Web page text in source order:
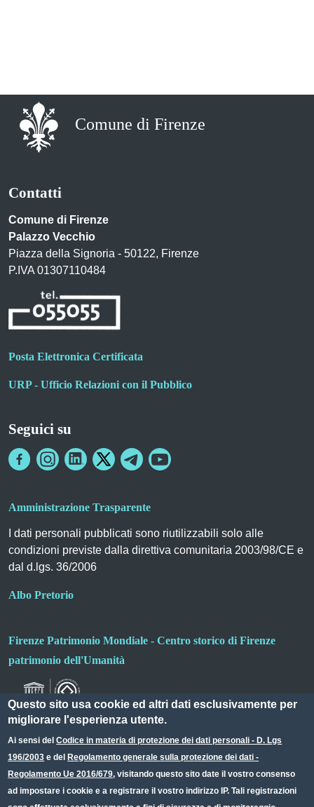
Comune di Firenze
Contatti
Comune di Firenze
Palazzo Vecchio
Piazza della Signoria - 50122, Firenze
P.IVA 01307110484
Posta Elettronica Certificata
URP - Ufficio Relazioni con il Pubblico
Seguici su
Amministrazione Trasparente
I dati personali pubblicati sono riutilizzabili solo alle
condizioni previste dalla direttiva comunitaria 2003/98/CE e
dal d.lgs. 36/2006
Albo Pretorio
Firenze Patrimonio Mondiale - Centro storico di Firenze
patrimonio dell'Umanità
Small prints
Useful links section
Redazione web
Questo sito usa cookie ed altri dati esclusivamente per
migliorare l'esperienza utente.
Ai sensi delCodice in materia di protezione dei dati personali - D. Lgs
196/2003 e del Regolamento generale sulla protezione dei dati -
Regolamento Ue 2016/679, visitando questo sito date il vostro consenso
ad impostare i cookie e a registrare il vostro indirizzo IP. Tali registrazioni